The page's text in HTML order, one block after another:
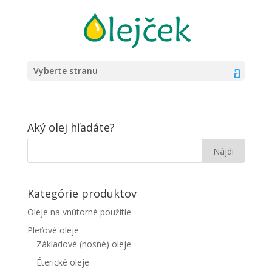
Vyberte stranu
Aký olej hľadáte?
Kategórie produktov
Oleje na vnútorné použitie
Pleťové oleje
Základové (nosné) oleje
Éterické oleje